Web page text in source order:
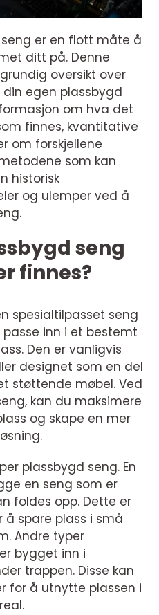
er en flott måte å
ditt på. Denne
oversikt over
egen plassbygd
om hva det
finnes, kvantitative
om forskjellene
som kan
historisk
og ulemper ved å
seng
finnes?
spesialtilpasset seng
inn i et bestemt
Den er vanligvis
designet som en del
støttende møbel. Ved
kan du maksimere
og skape en mer
plassbygd seng. En
en seng som er
foldes opp. Dette er
spare plass i små
Andre typer
bygget inn i
trappen. Disse kan
for å utnytte plassen i